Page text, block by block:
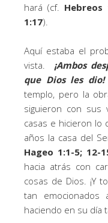
hará (cf. Hebreos
1:17).
Aquí estaba el
vista. ¡Ambos
que Dios les dio!
templo, pero la
siguieron con sus
casas e hicieron lo
años la casa del
Hageo 1:1-5; 12-
hacia atrás con
cosas de Dios. ¡Y
tan
haciendo en su día